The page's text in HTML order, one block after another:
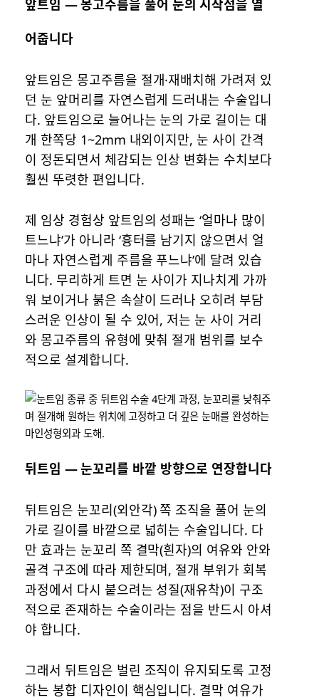
앞트임 — 몽고주름을 풀어 눈의 시작점을 열
어줍니다
앞트임은 몽고주름을 절개·재배치해 가려져 있
던 눈 앞머리를 자연스럽게 드러내는 수술입니
다. 앞트임으로 늘어나는 눈의 가로 길이는 대
개 한쪽당 1~2mm 내외이지만, 눈 사이 간격
이 정돈되면서 체감되는 인상 변화는 수치보다
훨씬 뚜렷한 편입니다.
제 임상 경험상 앞트임의 성패는 ‘얼마나 많이
트느냐’가 아니라 ‘흉터를 남기지 않으면서 얼
마나 자연스럽게 주름을 푸느냐’에 달려 있습
니다. 무리하게 트면 눈 사이가 지나치게 가까
워 보이거나 붉은 속살이 드러나 오히려 부담
스러운 인상이 될 수 있어, 저는 눈 사이 거리
와 몽고주름의 유형에 맞춰 절개 범위를 보수
적으로 설계합니다.
뒤트임 — 눈꼬리를 바깥 방향으로 연장합니다
뒤트임은 눈꼬리(외안각) 쪽 조직을 풀어 눈의
가로 길이를 바깥으로 넓히는 수술입니다. 다
만 효과는 눈꼬리 쪽 결막(흰자)의 여유와 안와
골격 구조에 따라 제한되며, 절개 부위가 회복
과정에서 다시 붙으려는 성질(재유착)이 구조
적으로 존재하는 수술이라는 점을 반드시 아셔
야 합니다.
그래서 뒤트임은 벌린 조직이 유지되도록 고정
하는 봉합 디자인이 핵심입니다. 결막 여유가